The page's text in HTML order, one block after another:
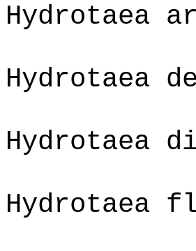
Hydrotaea
Hydrotaea
Hydrotaea
Hydrotaea